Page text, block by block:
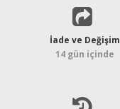
İade ve Değişim
14 gün içinde